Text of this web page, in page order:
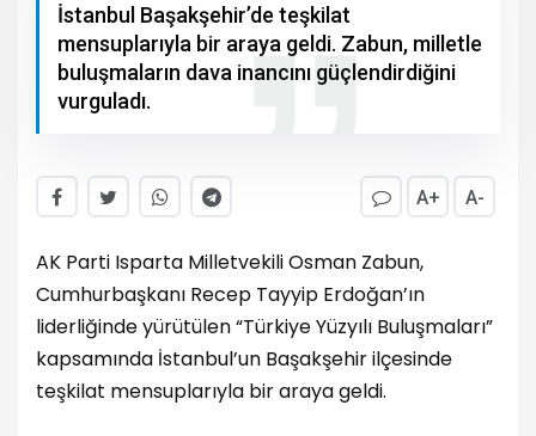
İstanbul Başakşehir’de teşkilat
mensuplarıyla bir araya geldi. Zabun, milletle
buluşmaların dava inancını güçlendirdiğini
vurguladı.
A+ A-
AK Parti Isparta Milletvekili Osman Zabun,
Cumhurbaşkanı Recep Tayyip Erdoğan’ın
liderliğinde yürütülen “Türkiye Yüzyılı Buluşmaları”
kapsamında İstanbul’un Başakşehir ilçesinde
teşkilat mensuplarıyla bir araya geldi.